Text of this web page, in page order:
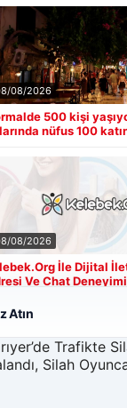
08/2026
500 kişi
nüfus 100
08/2026
İle Dijital
Ve Chat Deneyimi
Eklenen Firmalar
Atın